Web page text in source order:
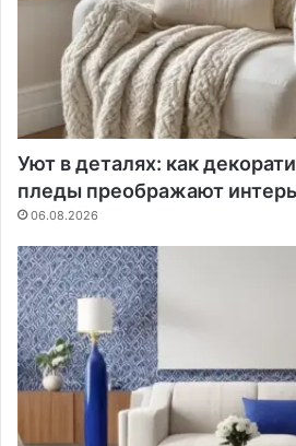
Уют в деталях: как
пледы преображают
06.08.2026